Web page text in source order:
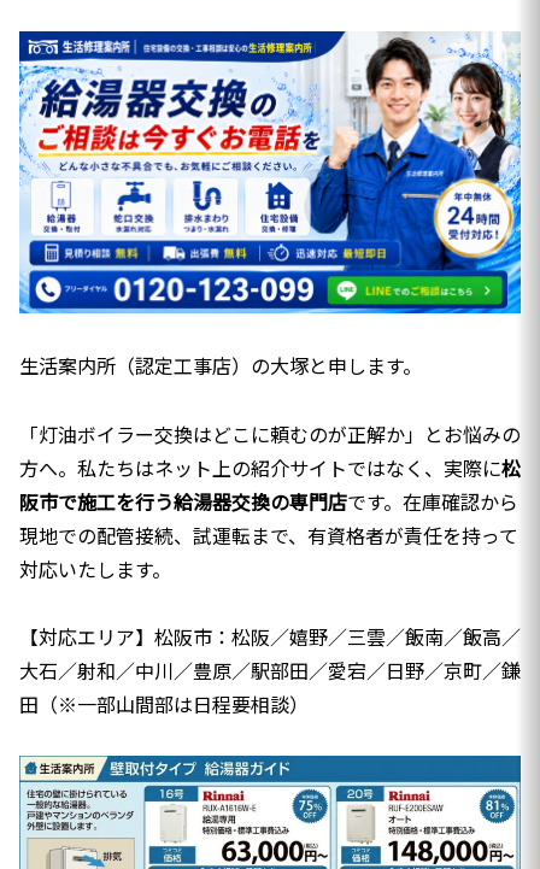
生活案内所（認定工事店）の大塚と申します。
「灯油ボイラー交換はどこに頼むのが正解か」とお悩みの
方へ。私たちはネット上の紹介サイトではなく、実際に松
阪市で施工を行う給湯器交換の専門店です。在庫確認から
現地での配管接続、試運転まで、有資格者が責任を持って
対応いたします。
【対応エリア】松阪市：松阪／嬉野／三雲／飯南／飯高／
大石／射和／中川／豊原／駅部田／愛宕／日野／京町／鎌
田（※一部山間部は日程要相談）